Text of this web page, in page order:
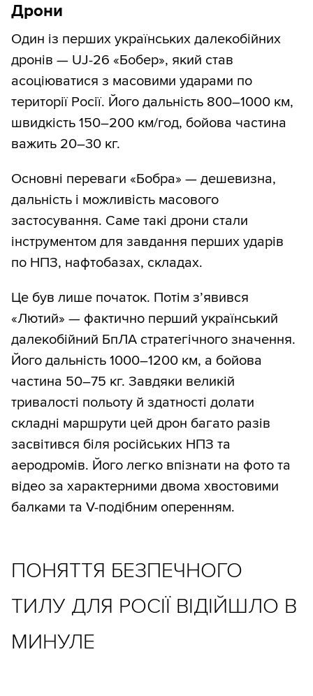
Дрони
Один із перших українських далекобійних
дронів — UJ-26 «Бобер», який став
асоціюватися з масовими ударами по
території Росії. Його дальність 800–1000 км,
швидкість 150–200 км/год, бойова частина
важить 20–30 кг.
Основні переваги «Бобра» — дешевизна,
дальність і можливість масового
застосування. Саме такі дрони стали
інструментом для завдання перших ударів
по НПЗ, нафтобазах, складах.
Це був лише початок. Потім з’явився
«Лютий» — фактично перший український
далекобійний БпЛА стратегічного значення.
Його дальність 1000–1200 км, а бойова
частина 50–75 кг. Завдяки великій
тривалості польоту й здатності долати
складні маршрути цей дрон багато разів
засвітився біля російських НПЗ та
аеродромів. Його легко впізнати на фото та
відео за характерними двома хвостовими
балками та V-подібним оперенням.
ПОНЯТТЯ БЕЗПЕЧНОГО
ТИЛУ ДЛЯ РОСІЇ ВІДІЙШЛО В
МИНУЛЕ